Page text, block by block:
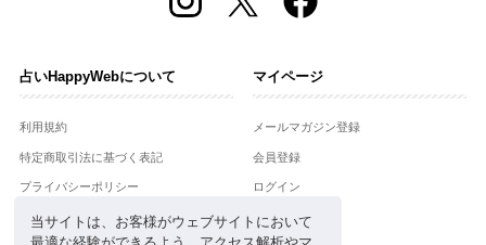
当サイトは、お客様がウェブサイトにおいて
占いHappyWebについて
利用規約
特定商取引法に基づく表記
プライバシーポリシー
運営会社
マイページ
メールマガジン登録
会員登録
ログイン